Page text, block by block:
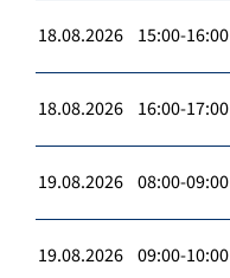
18.08.2026 15:00-16:00
18.08.2026 16:00-17:00
19.08.2026 08:00-09:00
19.08.2026 09:00-10:00